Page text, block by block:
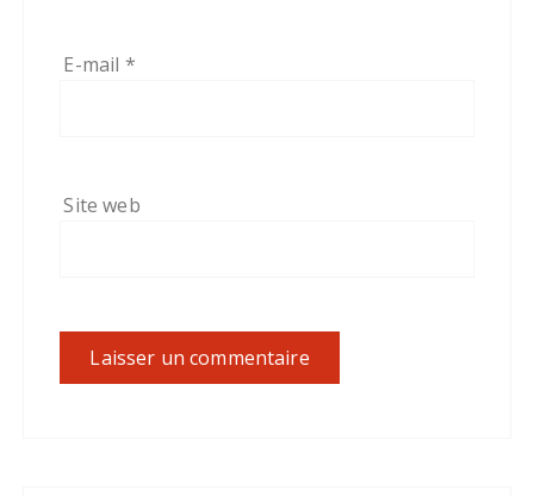
E-mail *
Site web